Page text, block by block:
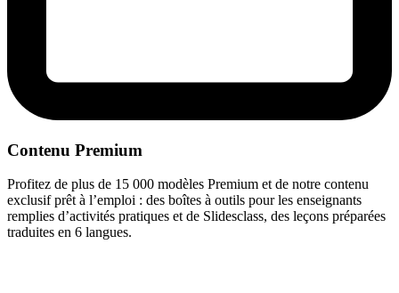
Contenu Premium
Profitez de plus de 15 000 modèles Premium et de notre contenu
exclusif prêt à l’emploi : des boîtes à outils pour les enseignants
remplies d’activités pratiques et de Slidesclass, des leçons préparées
traduites en 6 langues.